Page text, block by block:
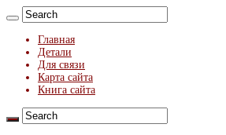
Главная
Детали
Для связи
Карта сайта
Книга сайта